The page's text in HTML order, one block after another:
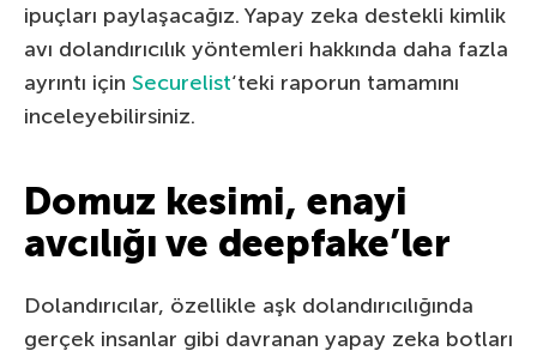
ipuçları paylaşacağız. Yapay zeka destekli kimlik
avı dolandırıcılık yöntemleri hakkında daha fazla
ayrıntı için Securelist‘teki raporun tamamını
inceleyebilirsiniz.
Domuz kesimi, enayi
avcılığı ve deepfake’ler
Dolandırıcılar, özellikle aşk dolandırıcılığında
gerçek insanlar gibi davranan yapay zeka botları